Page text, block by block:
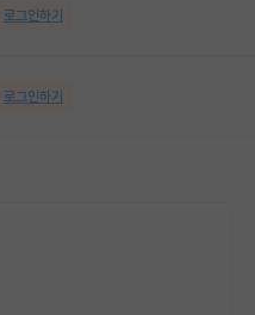
로그인하기
로그인하기